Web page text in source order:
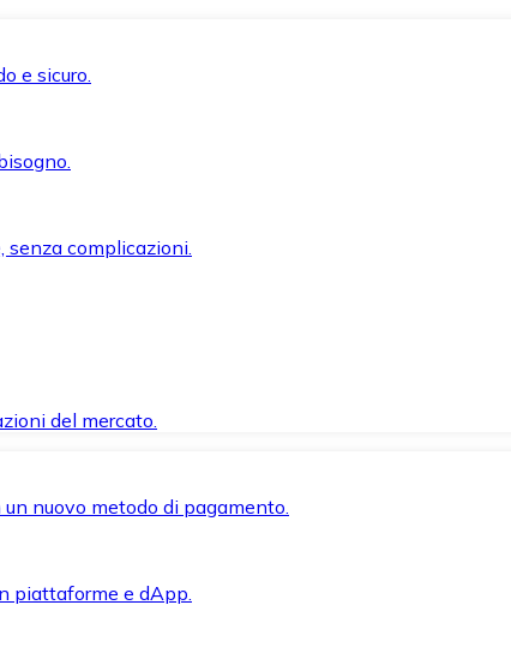
e sicuro.
complicazioni.
del mercato.
nuovo metodo di pagamento.
piattaforme e dApp.